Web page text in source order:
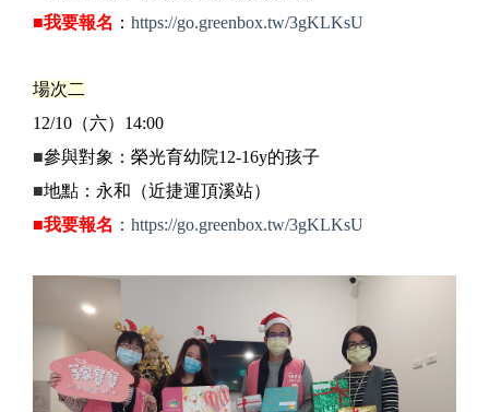
■我要報名 ： https://go.greenbox.tw/3gKLKsU
場次二
12/10（六）14:00
■參與對象：榮光育幼院12-16y的孩子
■地點：永和（近捷運頂溪站）
■我要報名 ： https://go.greenbox.tw/3gKLKsU